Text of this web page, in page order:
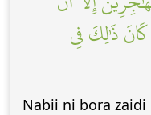
كَانَ ذَٰلِكَ فِي
Nabii ni bora